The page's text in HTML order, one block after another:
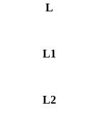
L
L1
L2